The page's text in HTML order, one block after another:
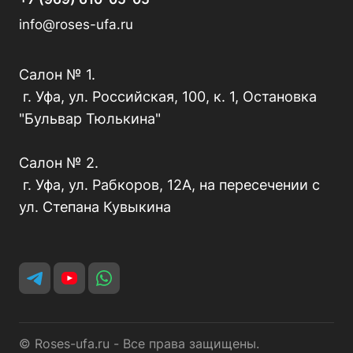
info@roses-ufa.ru
Салон № 1.
г. Уфа, ул. Российская, 100, к. 1, Остановка
"Бульвар Тюлькина"
Салон № 2.
г. Уфа, ул. Рабкоров, 12А, на пересечении с
ул. Степана Кувыкина
© Roses-ufa.ru - Все права защищены.